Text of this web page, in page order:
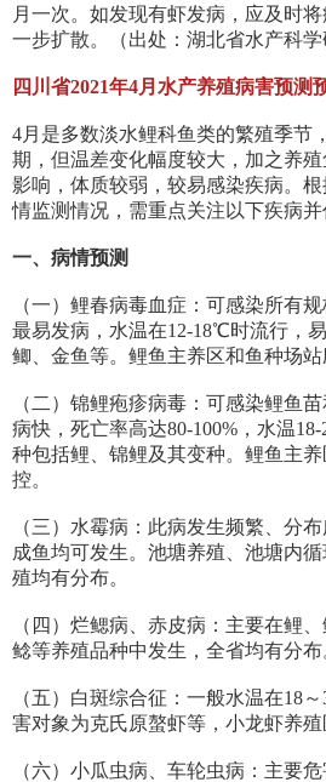
月一次。如发现有虾发病，应及时
一步扩散。（出处：湖北省水产科学
四川省2021年4月水产养殖病害预测
4月是多数淡水鲤科鱼类的繁殖季节
期，但温差变化幅度较大，加之养
影响，体质较弱，较易感染疾病。
情监测情况，需重点关注以下疾病并
一、病情预测
（一）鲤春病毒血症：可感染所有
最易发病，水温在12-18℃时流行，
鲫、金鱼等。鲤鱼主养区和鱼种场站
（二）锦鲤疱疹病毒：可感染鲤鱼
病快，死亡率高达80-100%，水温
种包括鲤、锦鲤及其变种。鲤鱼主
控。
（三）水霉病：此病发生频繁、分
成鱼均可发生。池塘养殖、池塘内
殖均有分布。
（四）烂鳃病、赤皮病：主要在鲤
鲶等养殖品种中发生，全省均有分布
（五）白斑综合征：一般水温在18
害对象为克氏原螯虾等，小龙虾养殖
（六）小瓜虫病、车轮虫病：主要